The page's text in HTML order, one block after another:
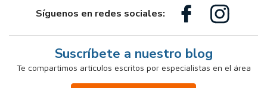
Síguenos en redes sociales:
Suscríbete a nuestro blog
Te compartimos artículos escritos por especialistas en el área